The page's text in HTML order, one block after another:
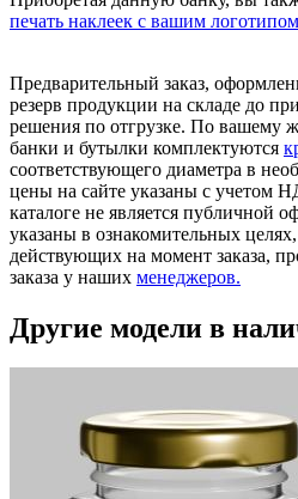
печать наклеек с вашим логотипом
Предварительный заказ,
резерв продукции на складе до
решения по отгрузке. По вашему
банки и бутылки комплектуются
соответствующего диаметра в
цены на сайте указаны с учетом
каталоге не является публичной
указаны в ознакомительных
действующих на момент заказа,
заказа у наших менеджеров.
Другие модели в